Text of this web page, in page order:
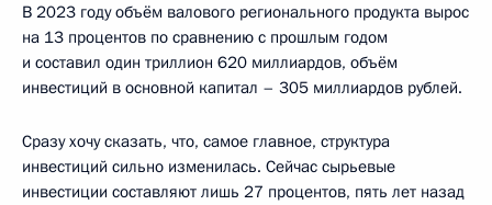
В 2023 году объём валового регионального продукта вырос
на 13 процентов по сравнению с прошлым годом
и составил один триллион 620 миллиардов, объём
инвестиций в основной капитал – 305 миллиардов рублей.
Сразу хочу сказать, что, самое главное, структура
инвестиций сильно изменилась. Сейчас сырьевые
инвестиции составляют лишь 27 процентов, пять лет назад